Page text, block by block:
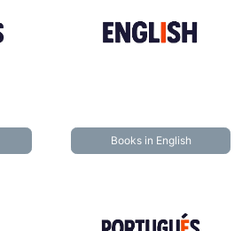
Books in English